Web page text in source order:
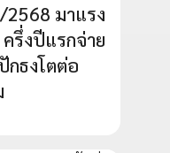
2568 มาแรง
รึ่งปีแรกจ่าย
ธงโตต่อ